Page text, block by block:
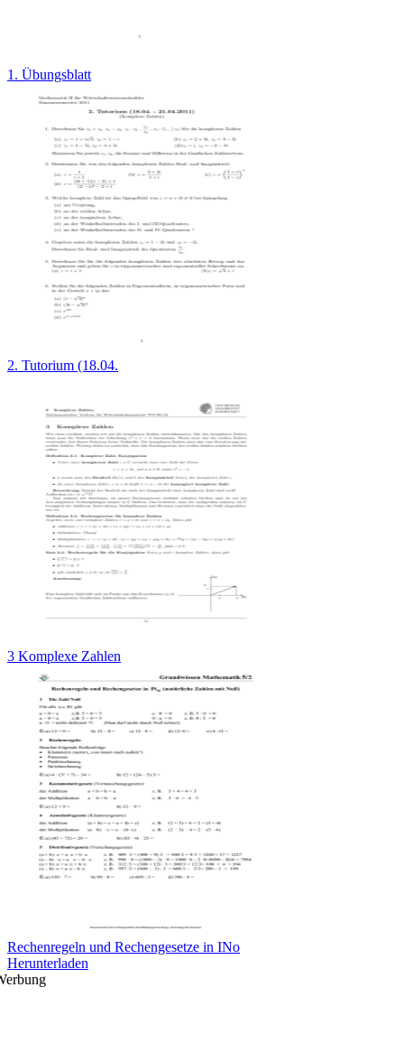
1. Übungsblatt
2. Tutorium (18.04.
3 Komplexe Zahlen
Rechenregeln und Rechengesetze in INo
Herunterladen